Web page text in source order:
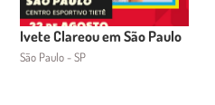
Ivete Clareou em São Paulo
São Paulo - SP